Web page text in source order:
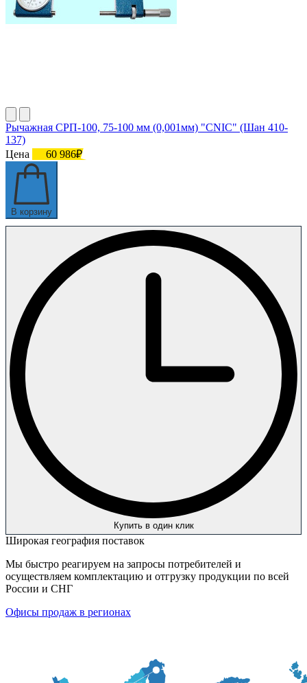
Рычажная СРП-100, 75-100 мм (0,001мм) "CNIC" (Шан 410-
137)
Цена
60 986₽
В корзину
Купить в один клик
Широкая география поставок
Мы быстро реагируем на запросы потребителей и
осуществляем комплектацию и отгрузку продукции по всей
России и СНГ
Офисы продаж в регионах